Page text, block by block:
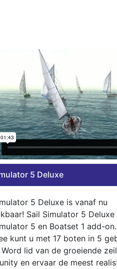
5 Deluxe
5 Deluxe is vanaf nu
Sail Simulator 5
5 en Boatset 1 add-on.
kunt u met 17 boten in 5
lid van de groeiende zeil
en ervaar de meest